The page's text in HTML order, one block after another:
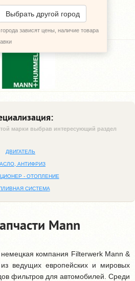
Выбрать другой город
зависят цены, наличие товара
Mann
марки выбрав интересующий раздел
ДВИГАТЕЛЬ
АНТИФРИЗ
- ОТОПЛЕНИЕ
СИСТЕМА
Mann
компания Filterwerk Mann &
ведущих европейских и мировых
фильтров для автомобилей. Среди